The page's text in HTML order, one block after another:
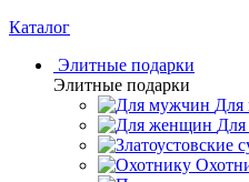
Каталог
Элитные подарки
Элитные подарки
Для